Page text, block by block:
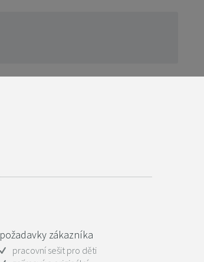
požadavky zákazníka
pracovní sešit pro děti